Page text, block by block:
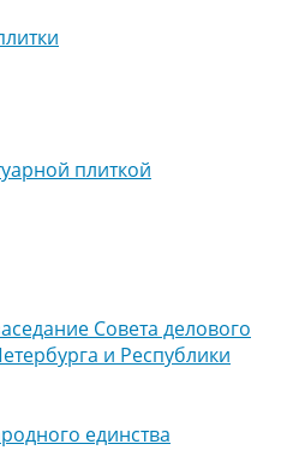
плиткой
Совета делового
и Республики
единства